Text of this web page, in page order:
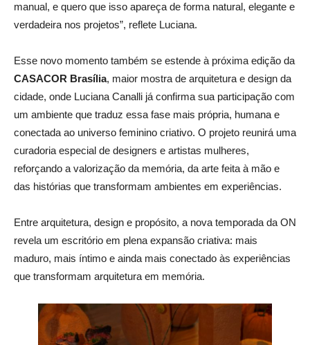
manual, e quero que isso apareça de forma natural, elegante e
verdadeira nos projetos”, reflete Luciana.
Esse novo momento também se estende à próxima edição da
CASACOR Brasília, maior mostra de arquitetura e design da
cidade, onde Luciana Canalli já confirma sua participação com
um ambiente que traduz essa fase mais própria, humana e
conectada ao universo feminino criativo. O projeto reunirá uma
curadoria especial de designers e artistas mulheres,
reforçando a valorização da memória, da arte feita à mão e
das histórias que transformam ambientes em experiências.
Entre arquitetura, design e propósito, a nova temporada da ON
revela um escritório em plena expansão criativa: mais
maduro, mais íntimo e ainda mais conectado às experiências
que transformam arquitetura em memória.